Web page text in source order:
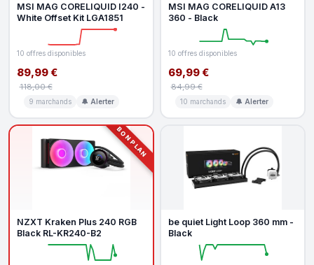
MSI MAG CORELIQUID I240 -
White Offset Kit LGA1851
10 offres disponibles
89,99 €
118,00 €
9 marchands 🔔 Alerter
MSI MAG CORELIQUID A13
360 - Black
10 offres disponibles
69,99 €
84,99 €
10 marchands 🔔 Alerter
BON PLAN
NZXT Kraken Plus 240 RGB
Black RL-KR240-B2
be quiet Light Loop 360 mm -
Black